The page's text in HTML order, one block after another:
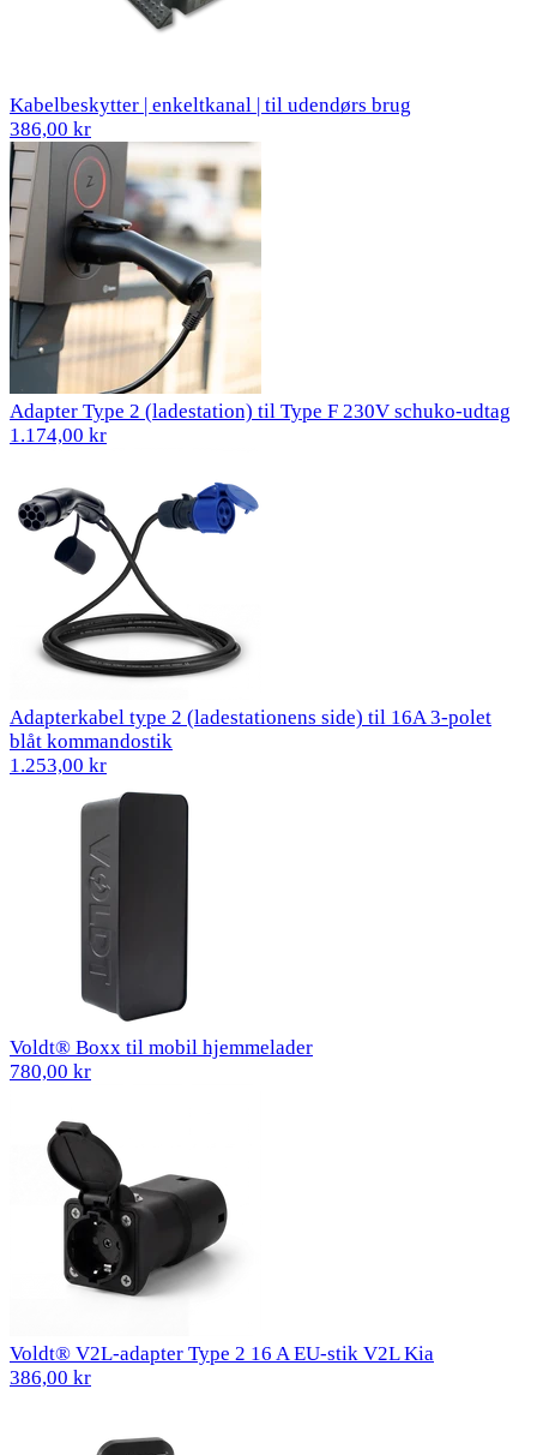
Kabelbeskytter | enkeltkanal | til udendørs brug
386,00 kr
Adapter Type 2 (ladestation) til Type F 230V schuko-udtag
1.174,00 kr
Adapterkabel type 2 (ladestationens side) til 16A 3-polet
blåt kommandostik
1.253,00 kr
Voldt® Boxx til mobil hjemmelader
780,00 kr
Voldt® V2L-adapter Type 2 16 A EU-stik V2L Kia
386,00 kr